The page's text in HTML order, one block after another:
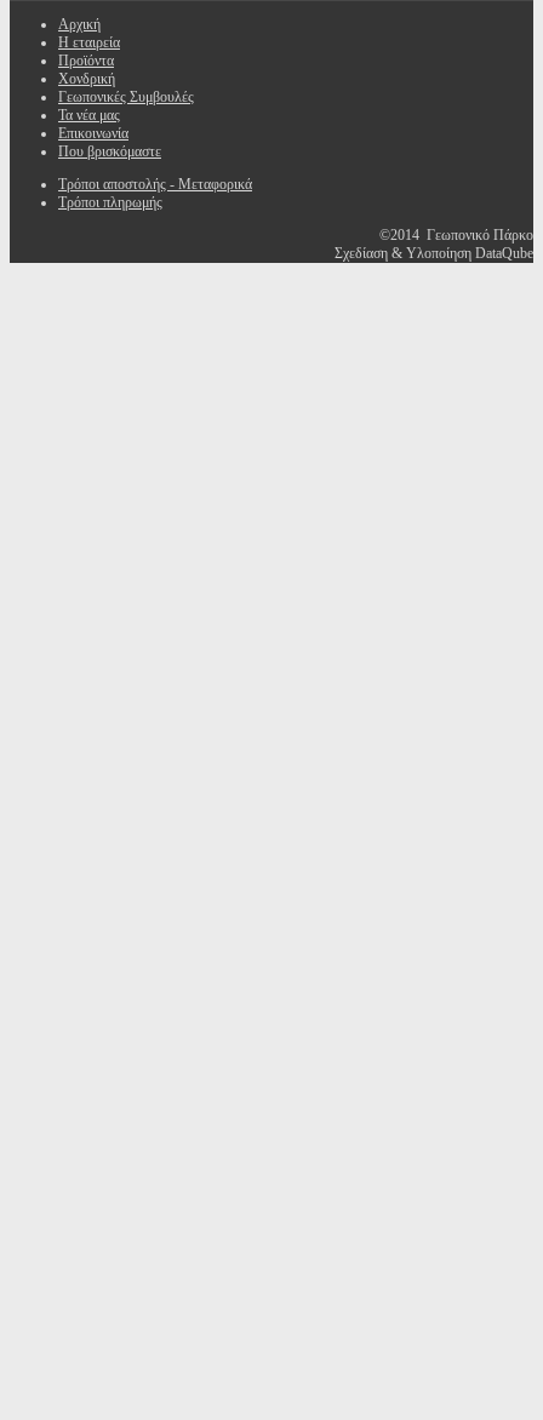
Αρχική
Η εταιρεία
Προϊόντα
Χονδρική
Γεωπονικές Συμβουλές
Τα νέα μας
Επικοινωνία
Που βρισκόμαστε
Τρόποι αποστολής - Μεταφορικά
Τρόποι πληρωμής
©2014 Γεωπονικό Πάρκο
Σχεδίαση & Υλοποίηση DataQube